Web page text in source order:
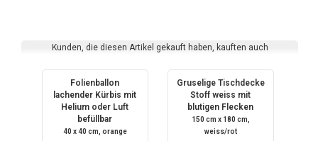
Kunden, die diesen Artikel gekauft haben, kauften auch
Folienballon
lachender Kürbis mit
Helium oder Luft
befüllbar
40 x 40 cm, orange
Gruselige Tischdecke
Stoff weiss mit
blutigen Flecken
150 cm x 180 cm,
weiss/rot